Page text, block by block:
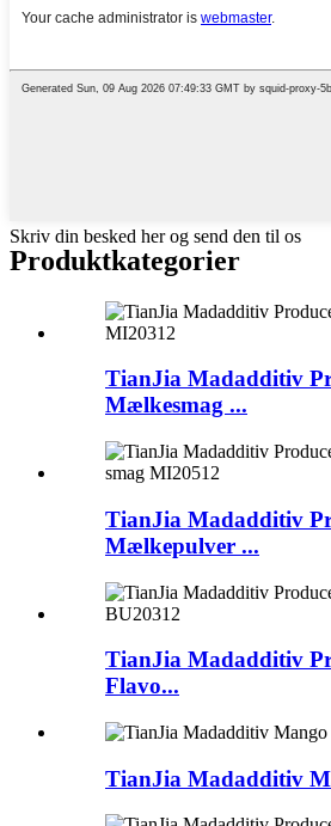
Skriv din besked her og send den til os
Produktkategorier
TianJia Madadditiv
Mælkesmag ...
TianJia Madadditiv
Mælkepulver ...
TianJia Madadditiv
Flavo...
TianJia Madadditiv